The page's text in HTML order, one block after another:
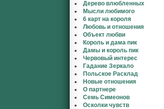
Дерево влюбленных
Мысли любимого
6 карт на короля
Любовь и отношения
Объект любви
Король и дама пик
Дамы и король пик
Червовый интерес
Гадание Зеркало
Польское Расклад
Новые отношения
О партнере
Семь Симеонов
Осколки чувств